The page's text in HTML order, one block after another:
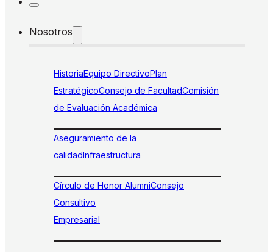
Nosotros
HistoriaEquipo DirectivoPlan
EstratégicoConsejo de FacultadComisión
de Evaluación Académica
Aseguramiento de la
calidadInfraestructura
Círculo de Honor AlumniConsejo
Consultivo
Empresarial